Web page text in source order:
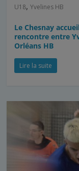
U18,Yvelines HB
Le Chesnay
rencontre entre
Orléans HB
Lire la suite